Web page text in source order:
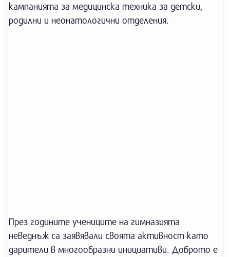
кампанията за медицинска техника за детски,
родилни и неонатологични отделения.
През годините учениците на гимназията
неведнъж са заявявали своята активност като
дарители в многообразни инициативи. Доброто е